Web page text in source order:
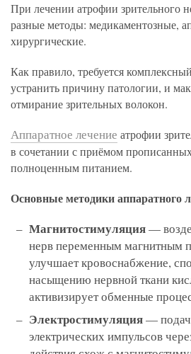
При лечении атрофии зрительного
разные методы: медикаментозные,
хирургические.
Как правило, требуется
устранить причину патологии, и
отмирание зрительных волокон.
Аппаратное лечение атрофии
в сочетании с приёмом
полноценным питанием.
Основные методики аппаратного
Магнитостимуляция—
нерв переменным магнитным
улучшает кровоснабжение,
насыщению нервной ткани
активизирует обменные
Электростимуляция—
электрических импульсов